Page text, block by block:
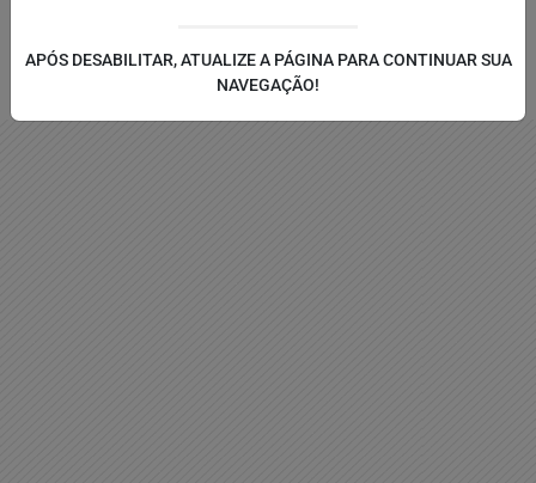
APÓS DESABILITAR, ATUALIZE A PÁGINA PARA CONTINUAR SUA
NAVEGAÇÃO!